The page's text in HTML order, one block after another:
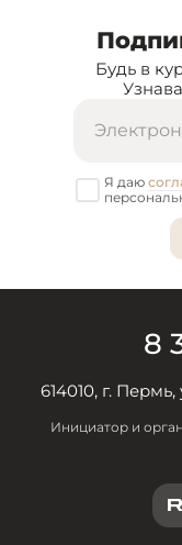
Будь в
Я даю
8
614010, г.
Инициатор и